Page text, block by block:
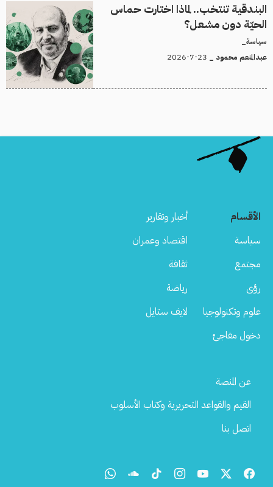
البندقية تنتخب.. لماذا اختارت حماس
الحيّة دون مشعل؟
سياسة_
عبدالمنعم محمود _
الأقسام
أخبار وتقارير
سياسة
اقتصاد وعمران
مجتمع
ثقافة
رؤى
رياضة
علوم وتكنولوجيا
لايف ستايل
دخول مفاجئ
Footer
عن المنصة
القيم والقواعد التحريرية وكتاب الأسلوب
اتصل بنا